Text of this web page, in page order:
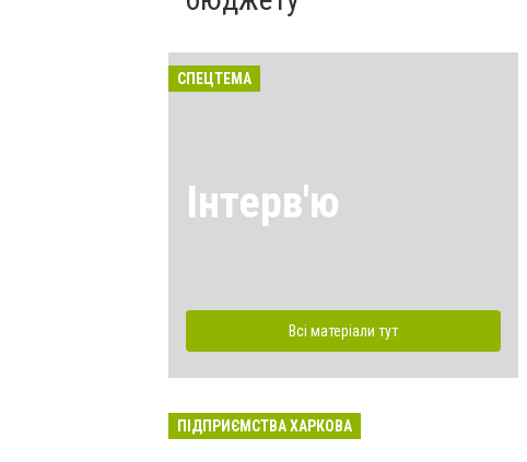
СПЕЦТЕМА
Інтерв'ю
Всі матеріали тут
ПІДПРИЄМСТВА ХАРКОВА